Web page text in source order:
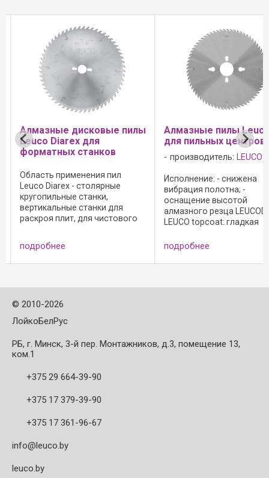
Алмазные дисковые пилы
Leuco Diarex для
форматных станков
Область применения пил
Leuco Diarex - столярные
кругопильные станки,
вертикальные станки для
раскроя плит, для чистового
материалах с меламиновым,
бумажным покрытием или
покрытием из слоистого
подробнее
Алмазные пилы
для пильных центров
производитель: LEUCO
Исполнение: - снижена
вибрация полотна; -
оснащение высотой
алмазного резца
LEUCO topcoat: гладкая
адгезии и налипания
поштучного и пакетного
необлицованных и ...
подробнее
© 2010-2026
ЛойкоБелРус
РБ, г. Минск, 3-й пер. Монтажников, д.3, помещение 13,
ком.1
+375 29 664-39-90
+375 17 379-39-90
+375 17 361-96-67
info@leuco.by
leuco.by